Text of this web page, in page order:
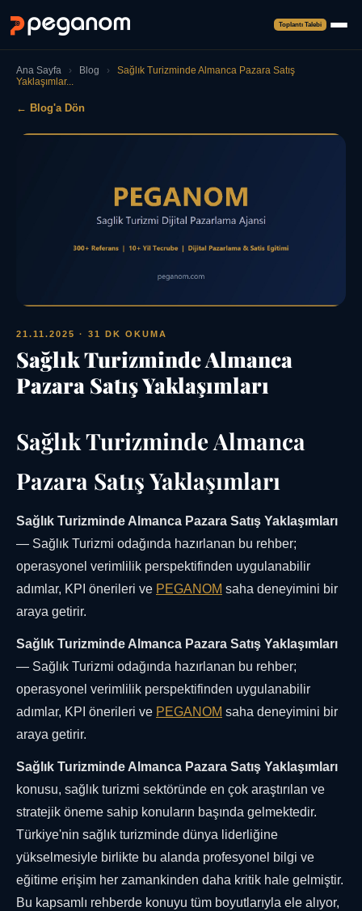
Toplantı Talebi
Ana Sayfa › Blog ›
Sağlık Turizminde Almanca Pazara Satış
Yaklaşımlar...
← Blog'a Dön
21.11.2025 · 31 DK OKUMA
Sağlık Turizminde Almanca
Pazara Satış Yaklaşımları
Sağlık Turizminde Almanca
Pazara Satış Yaklaşımları
Sağlık Turizminde Almanca Pazara Satış Yaklaşımları
— Sağlık Turizmi odağında hazırlanan bu rehber;
operasyonel verimlilik perspektifinden uygulanabilir
adımlar, KPI önerileri ve PEGANOM saha deneyimini bir
araya getirir.
Sağlık Turizminde Almanca Pazara Satış Yaklaşımları
— Sağlık Turizmi odağında hazırlanan bu rehber;
operasyonel verimlilik perspektifinden uygulanabilir
adımlar, KPI önerileri ve PEGANOM saha deneyimini bir
araya getirir.
Sağlık Turizminde Almanca Pazara Satış Yaklaşımları
konusu, sağlık turizmi sektöründe en çok araştırılan ve
stratejik öneme sahip konuların başında gelmektedir.
Türkiye'nin sağlık turizminde dünya liderliğine
yükselmesiyle birlikte bu alanda profesyonel bilgi ve
eğitime erişim her zamankinden daha kritik hale gelmiştir.
Bu kapsamlı rehberde konuyu tüm boyutlarıyla ele alıyor,